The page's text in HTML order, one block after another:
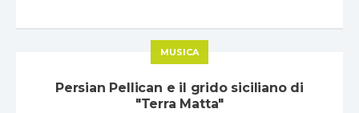
MUSICA
Persian Pellican e il grido siciliano di
"Terra Matta"